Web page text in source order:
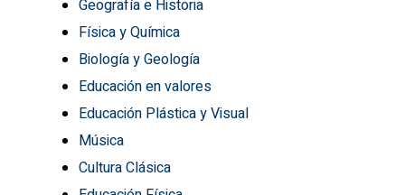
Geografía e Historia
Física y Química
Biología y Geología
Educación en valores
Educación Plástica y Visual
Música
Cultura Clásica